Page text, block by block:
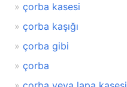
çorba kasesi
çorba kaşığı
çorba gibi
çorba